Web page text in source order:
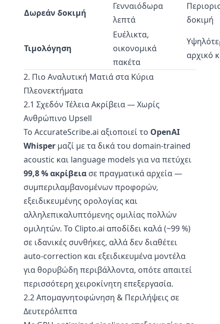
Δωρεάν δοκιμή
Γενναιόδωρα
λεπτά
δοκιμή
Τιμολόγηση
Ευέλικτα,
οικονομικά
πακέτα
αρχικό
2. Πιο Αναλυτική Ματιά στα Κύρια
Πλεονεκτήματα
2.1 Σχεδόν Τέλεια Ακρίβεια — Χωρίς
Ανθρώπινο Upsell
Το AccurateScribe.ai αξιοποιεί το OpenAI
Whisper μαζί με τα δικά του domain-trained
acoustic και language models για να πετύχει
99,8 % ακρίβεια σε πραγματικά αρχεία —
συμπεριλαμβανομένων προφορών,
εξειδικευμένης ορολογίας και
αλληλεπικαλυπτόμενης ομιλίας πολλών
ομιλητών. Το Clipto.ai αποδίδει καλά (~99 %)
σε ιδανικές συνθήκες, αλλά δεν διαθέτει
auto-correction και εξειδικευμένα μοντέλα
για θορυβώδη περιβάλλοντα, οπότε απαιτεί
περισσότερη χειροκίνητη επεξεργασία.
2.2 Απομαγνητοφώνηση & Περιλήψεις σε
Δευτερόλεπτα